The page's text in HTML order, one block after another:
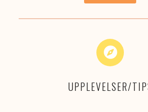
UPPLEVELSER/